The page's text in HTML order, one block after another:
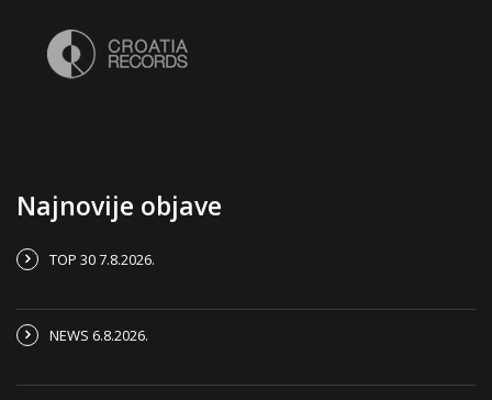
Najnovije objave
TOP 30 7.8.2026.
NEWS 6.8.2026.